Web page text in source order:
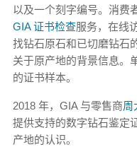
以及一个刻字编号。消费
GIA 证书检查服务，在线
找钻石原石和已切磨钻石
关于原产地的背景信息。
的证书样本。
2018 年，GIA 与零售商周
提供支持的数字钻石鉴定
产地的认识。